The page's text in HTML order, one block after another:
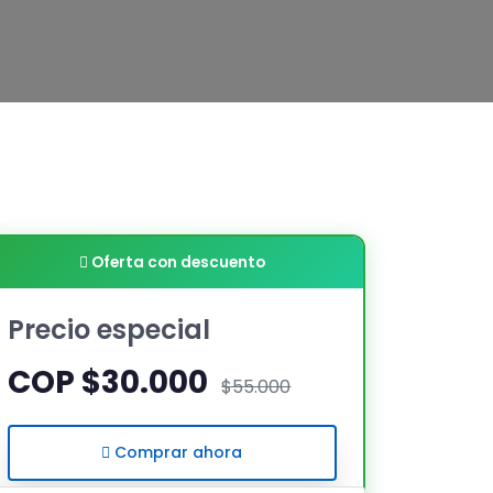
Oferta con descuento
Precio especial
COP $30.000 $55.000
Comprar ahora